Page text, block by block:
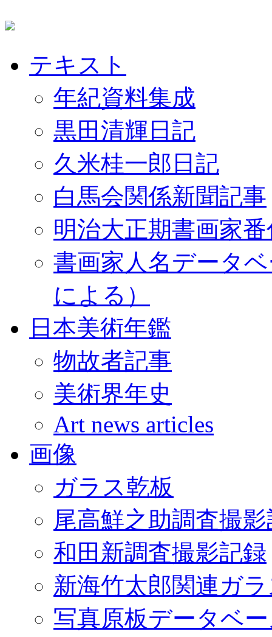
テキスト
年紀資料集成
黒田清輝日記
久米桂一郎日記
白馬会関係新聞記事
明治大正期書画家
書画家人名データ
による）
日本美術年鑑
物故者記事
美術界年史
Art news articles
画像
ガラス乾板
尾高鮮之助調査撮
和田新調査撮影記録
新海竹太郎関連ガ
写真原板データベ